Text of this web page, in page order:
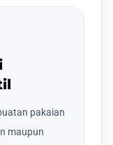
pakaian
maupun